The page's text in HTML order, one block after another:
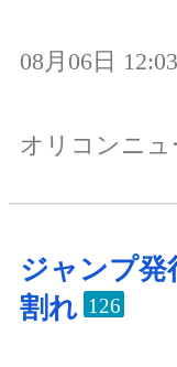
08月06日 12:03
オリコンニュ
ジャンプ発
割れ 126